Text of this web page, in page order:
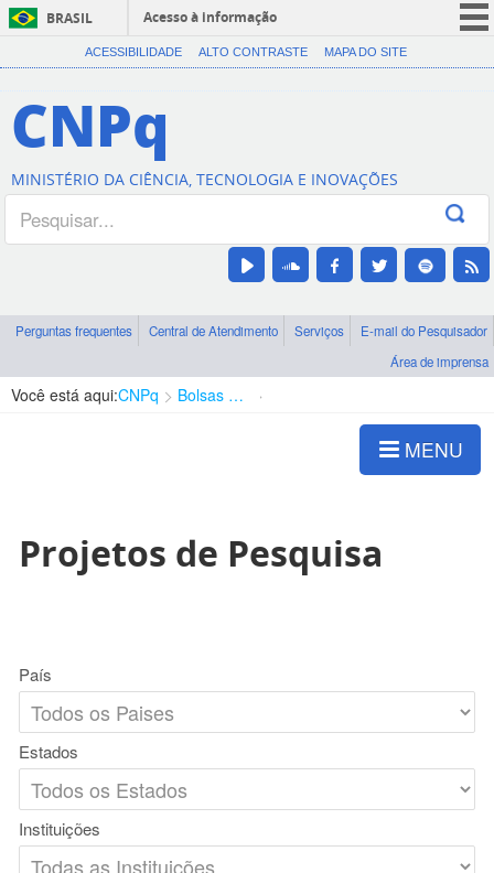
BRASIL
Acesso à informação
CORONAVÍRUS (COVID-19)
Canais
ACESSIBILIDADE ALTO CONTRASTE MAPA DO SITE
CNPq
MINISTÉRIO DA CIÊNCIA, TECNOLOGIA E INOVAÇÕES
Perguntas frequentes Central de Atendimento Serviços
E-mail do Pesquisador
Área de imprensa
Você está aqui:CNPq Bolsas e Auxílios Vigentes
MENU
Projetos de Pesquisa
País
Estados
Instituições